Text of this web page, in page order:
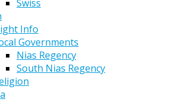
Swiss
Info
Governments
Nias Regency
South Nias Regency